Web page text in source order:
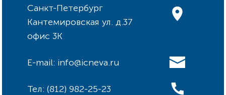
Санкт-Петербург
Кантемировская ул. д.37
офис 3К
E-mail: info@icneva.ru
Тел: (812) 982-25-23